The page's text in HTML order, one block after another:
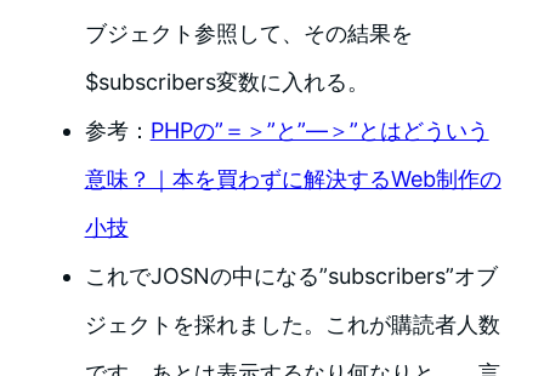
ブジェクト参照して、その結果を
$subscribers変数に入れる。
参考： PHPの”＝＞”と”―＞”とはどういう
意味？｜本を買わずに解決するWeb制作の
小技
これでJOSNの中になる”subscribers”オブ
ジェクトを採れました。これが購読者人数